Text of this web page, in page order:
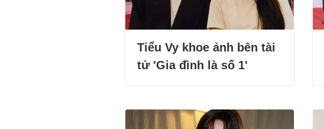
Tiểu Vy khoe ảnh bên tài
tử 'Gia đình là số 1'